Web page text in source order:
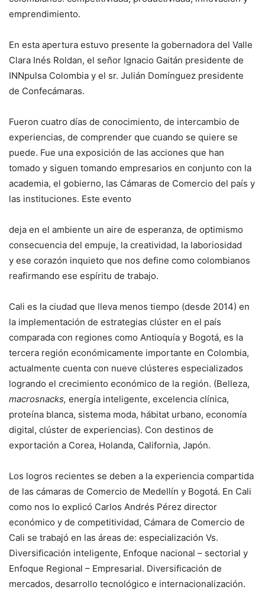
emprendimiento.
En esta apertura estuvo presente la gobernadora del Valle
Clara Inés Roldan, el señor Ignacio Gaitán presidente de
INNpulsa Colombia y el sr. Julián Domínguez presidente
de Confecámaras.
Fueron cuatro días de conocimiento, de intercambio de
experiencias, de comprender que cuando se quiere se
puede. Fue una exposición de las acciones que han
tomado y siguen tomando empresarios en conjunto con la
academia, el gobierno, las Cámaras de Comercio del país y
las instituciones. Este evento
deja en el ambiente un aire de esperanza, de optimismo
consecuencia del empuje, la creatividad, la laboriosidad
y ese corazón inquieto que nos define como colombianos
reafirmando ese espíritu de trabajo.
Cali es la ciudad que lleva menos tiempo (desde 2014) en
la implementación de estrategias clúster en el país
comparada con regiones como Antioquía y Bogotá, es la
tercera región económicamente importante en Colombia,
actualmente cuenta con nueve clústeres especializados
logrando el crecimiento económico de la región. (Belleza,
macrosnacks, energía inteligente, excelencia clínica,
proteína blanca, sistema moda, hábitat urbano, economía
digital, clúster de experiencias). Con destinos de
exportación a Corea, Holanda, California, Japón.
Los logros recientes se deben a la experiencia compartida
de las cámaras de Comercio de Medellín y Bogotá. En Cali
como nos lo explicó Carlos Andrés Pérez director
económico y de competitividad, Cámara de Comercio de
Cali se trabajó en las áreas de: especialización Vs.
Diversificación inteligente, Enfoque nacional – sectorial y
Enfoque Regional – Empresarial. Diversificación de
mercados, desarrollo tecnológico e internacionalización.